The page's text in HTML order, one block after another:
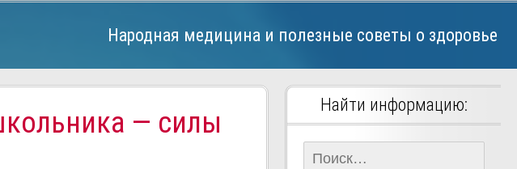
Народная медицина и полезные советы о здоровье
— силы
Найти информацию: